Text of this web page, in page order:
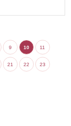
9 10 11
21 22 23